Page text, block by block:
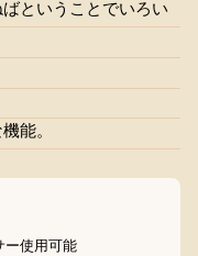
ということでいろい
能。
ー使用可能